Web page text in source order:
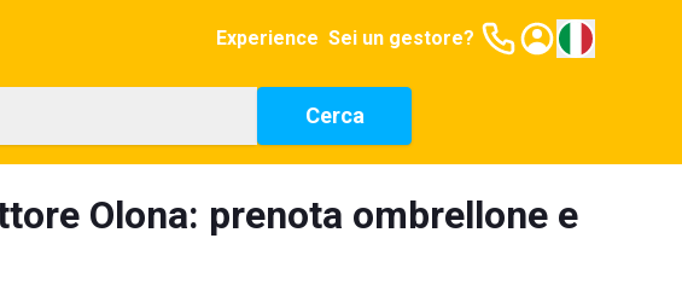
Experience Sei un gestore?
Cerca
Olona: prenota ombrellone e